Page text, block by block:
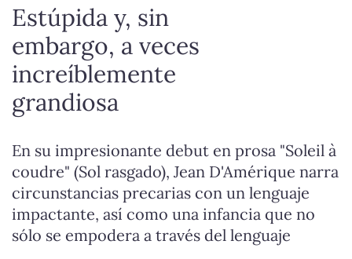
Estúpida y, sin
embargo, a veces
increíblemente
grandiosa
En su impresionante debut en prosa "Soleil à
coudre" (Sol rasgado), Jean D'Amérique narra
circunstancias precarias con un lenguaje
impactante, así como una infancia que no
sólo se empodera a través del lenguaje